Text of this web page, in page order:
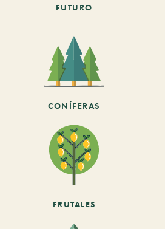
FUTURO
CONÍFERAS
FRUTALES